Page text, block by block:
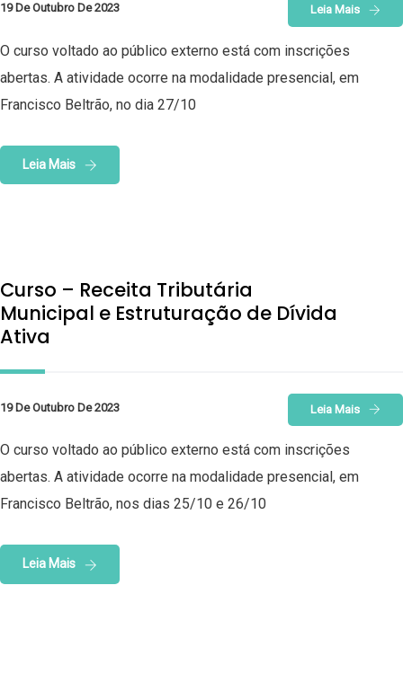
19 De Outubro De 2023 Leia Mais
O curso voltado ao público externo está com inscrições
abertas. A atividade ocorre na modalidade presencial, em
Francisco Beltrão, no dia 27/10
Leia Mais
Curso – Receita Tributária
Municipal e Estruturação de Dívida
Ativa
19 De Outubro De 2023 Leia Mais
O curso voltado ao público externo está com inscrições
abertas. A atividade ocorre na modalidade presencial, em
Francisco Beltrão, nos dias 25/10 e 26/10
Leia Mais